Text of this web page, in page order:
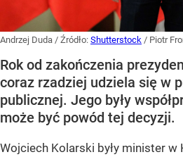
Andrzej Duda / Źródło: Shutterstock / Piotr
Rok od zakończenia
coraz rzadziej udziela się w
publicznej. Jego były
może być powód tej decyzji.
Wojciech Kolarski były minister w